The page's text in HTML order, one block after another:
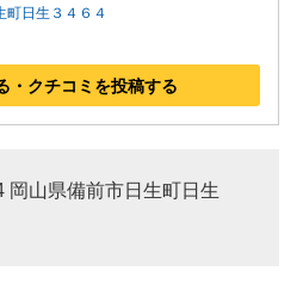
町日生３４６４
・クチコミを投稿する
岡山県備前市日生町日生